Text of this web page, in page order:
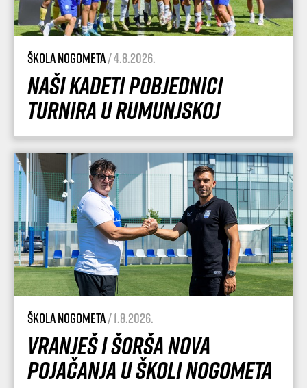
Škola nogometa/ 4.8.2026.
Naši kadeti pobjednici
turnira u Rumunjskoj
Škola nogometa/ 1.8.2026.
Vranješ i Šorša nova
pojačanja u Školi nogometa